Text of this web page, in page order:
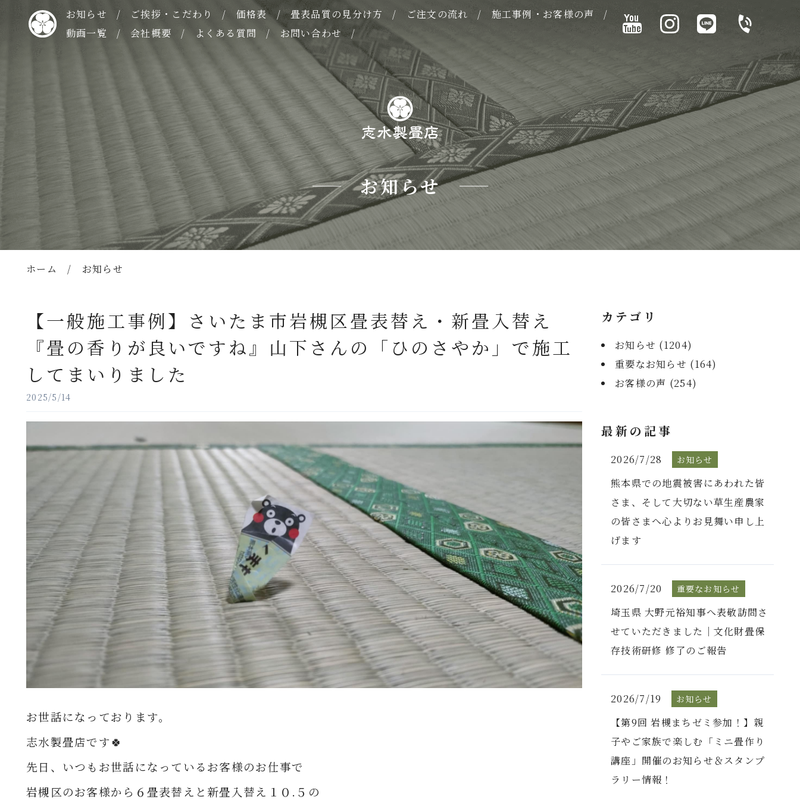
お知らせ ご挨拶・こだわり 価格表 畳表品質の見分け方 ご注文の流れ
施工事例・お客様の声
動画一覧
会社概要 よくある質問 お問い合わせ
お知らせ
ホーム / お知らせ
【一般施工事例】さいたま市岩槻区畳表替え・新畳入替え
『畳の香りが良いですね』山下さんの「ひのさやか」で施工
してまいりました
2025/5/14
お世話になっております。
志水製畳店です🍀
先日、いつもお世話になっているお客様のお仕事で
岩槻区のお客様から６ 畳表替えと新畳入替え１０.５ の
カテゴリ
お知らせ (1204)
重要なお知らせ (164)
お客様の声 (254)
最新の記事
2026/7/28 お知らせ
熊本県での地震被害にあわれた皆
さま、そして大切ない草生産農家
の皆さまへ心よりお見舞い申し上
げます
2026/7/20 重要なお知らせ
埼玉県 大野元裕知事へ表敬訪問さ
せていただきました｜文化財畳保
存技術研修 修了のご報告
2026/7/19 お知らせ
【第9回 岩槻まちゼミ参加！】親
子やご家族で楽しむ「ミニ畳作り
講座」開催のお知らせ＆スタンプ
ラリー情報！